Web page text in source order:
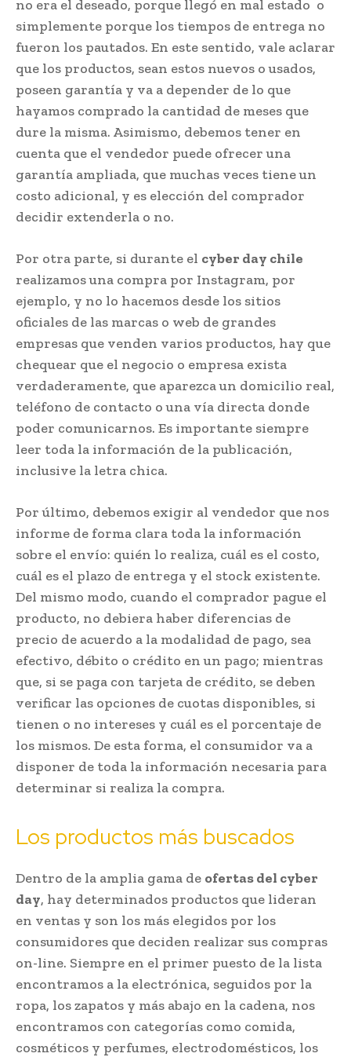
no era el deseado, porque llegó en mal estado o
simplemente porque los tiempos de entrega no
fueron los pautados. En este sentido, vale aclarar
que los productos, sean estos nuevos o usados,
poseen garantía y va a depender de lo que
hayamos comprado la cantidad de meses que
dure la misma. Asimismo, debemos tener en
cuenta que el vendedor puede ofrecer una
garantía ampliada, que muchas veces tiene un
costo adicional, y es elección del comprador
decidir extenderla o no.
Por otra parte, si durante el cyber day chile
realizamos una compra por Instagram, por
ejemplo, y no lo hacemos desde los sitios
oficiales de las marcas o web de grandes
empresas que venden varios productos, hay que
chequear que el negocio o empresa exista
verdaderamente, que aparezca un domicilio real,
teléfono de contacto o una vía directa donde
poder comunicarnos. Es importante siempre
leer toda la información de la publicación,
inclusive la letra chica.
Por último, debemos exigir al vendedor que nos
informe de forma clara toda la información
sobre el envío: quién lo realiza, cuál es el costo,
cuál es el plazo de entrega y el stock existente.
Del mismo modo, cuando el comprador pague el
producto, no debiera haber diferencias de
precio de acuerdo a la modalidad de pago, sea
efectivo, débito o crédito en un pago; mientras
que, si se paga con tarjeta de crédito, se deben
verificar las opciones de cuotas disponibles, si
tienen o no intereses y cuál es el porcentaje de
los mismos. De esta forma, el consumidor va a
disponer de toda la información necesaria para
determinar si realiza la compra.
Los productos más buscados
Dentro de la amplia gama de ofertas del cyber
day, hay determinados productos que lideran
en ventas y son los más elegidos por los
consumidores que deciden realizar sus compras
on-line. Siempre en el primer puesto de la lista
encontramos a la electrónica, seguidos por la
ropa, los zapatos y más abajo en la cadena, nos
encontramos con categorías como comida,
cosméticos y perfumes, electrodomésticos, los